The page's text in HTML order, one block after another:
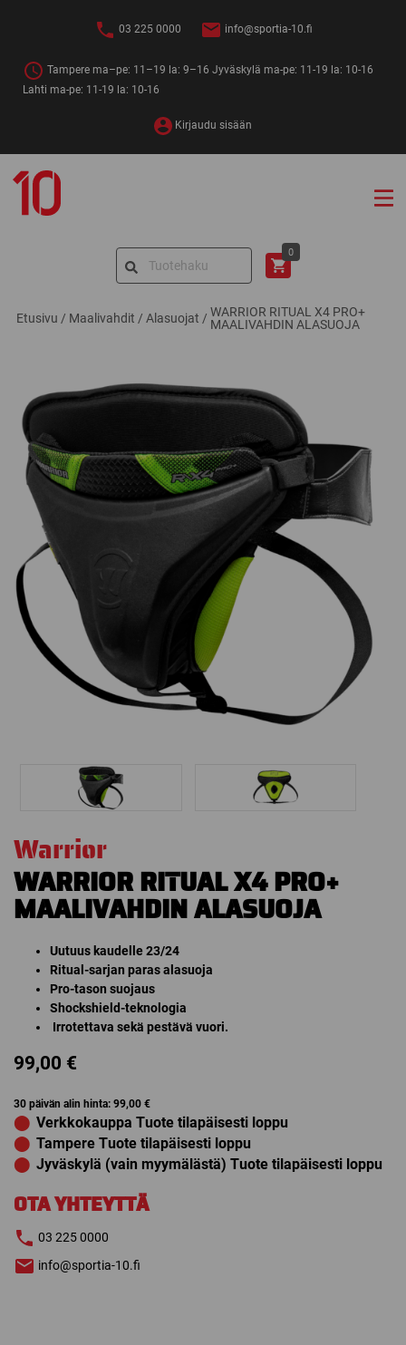
03 225 0000 info@sportia-10.fi
Tampere ma–pe: 11–19 la: 9–16 Jyväskylä ma-pe: 11-19 la: 10-16
Lahti ma-pe: 11-19 la: 10-16
Kirjaudu sisään
10
Search
0
Etusivu / Maalivahdit / Alasuojat / WARRIOR RITUAL X4 PRO+
MAALIVAHDIN ALASUOJA
Warrior
WARRIOR RITUAL X4 PRO+
MAALIVAHDIN ALASUOJA
Uutuus kaudelle 23/24
Ritual-sarjan paras alasuoja
Pro-tason suojaus
Shockshield-teknologia
Irrotettava sekä pestävä vuori.
99,00 €
30 päivän alin hinta: 99,00 €
⬤ Verkkokauppa Tuote tilapäisesti loppu
⬤ Tampere Tuote tilapäisesti loppu
⬤ Jyväskylä (vain myymälästä) Tuote tilapäisesti loppu
OTA YHTEYTTÄ
03 225 0000
info@sportia-10.fi